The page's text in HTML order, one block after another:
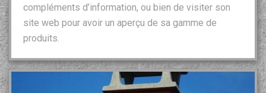
compléments d’information, ou bien de visiter son
site web pour avoir un aperçu de sa gamme de
produits.